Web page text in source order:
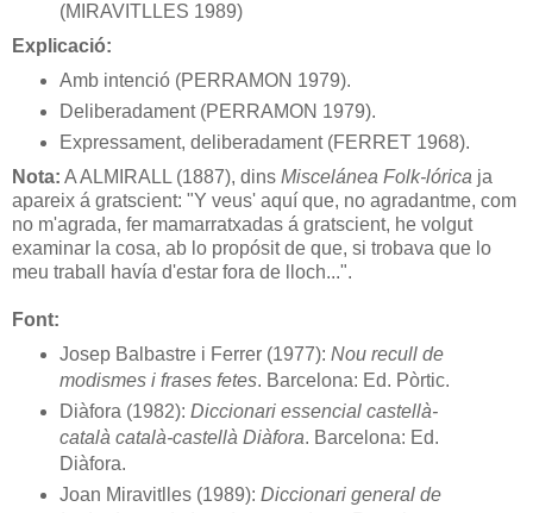
(MIRAVITLLES 1989)
Explicació:
Amb intenció (PERRAMON 1979).
Deliberadament (PERRAMON 1979).
Expressament, deliberadament (FERRET 1968).
Nota: A ALMIRALL (1887), dins Miscelánea Folk-lórica ja
apareix á gratscient: "Y veus' aquí que, no agradantme, com
no m'agrada, fer mamarratxadas á gratscient, he volgut
examinar la cosa, ab lo propósit de que, si trobava que lo
meu traball havía d'estar fora de lloch...".
Font:
Josep Balbastre i Ferrer (1977): Nou recull de
modismes i frases fetes. Barcelona: Ed. Pòrtic.
Diàfora (1982): Diccionari essencial castellà-
català català-castellà Diàfora. Barcelona: Ed.
Diàfora.
Joan Miravitlles (1989): Diccionari general de